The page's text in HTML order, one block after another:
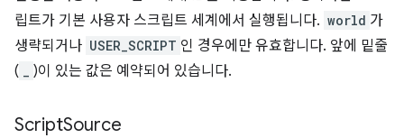
립트가 기본 사용자 스크립트 세계에서 실행됩니다. world 가
생략되거나 USER_SCRIPT 인 경우에만 유효합니다. 앞에 밑줄
(
)이 있는 값은 예약되어 있습니다.
ScriptSource